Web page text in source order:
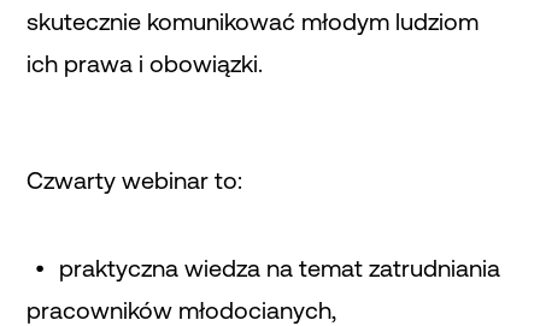
skutecznie komunikować młodym ludziom
ich prawa i obowiązki.
Czwarty webinar to:
praktyczna wiedza na temat zatrudniania
pracowników młodocianych,